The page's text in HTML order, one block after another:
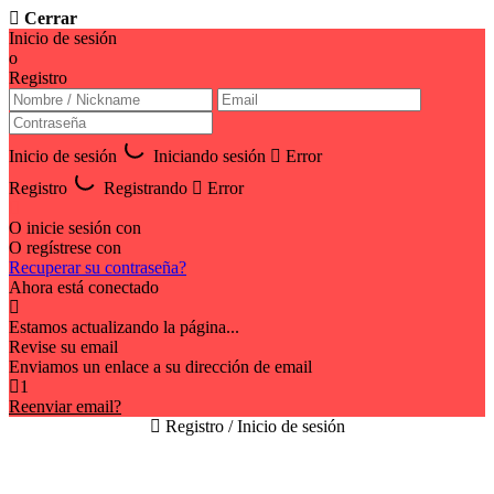
Cerrar
Inicio de sesión
o
Registro
Inicio de sesión Iniciando sesión
Error
Registro
Registrando Error
O inicie sesión con
O regístrese con
Recuperar su contraseña?
Ahora está conectado
Estamos actualizando la página...
Revise su email
Enviamos un enlace a su dirección de email
1
Reenviar email?
Registro / Inicio de sesión